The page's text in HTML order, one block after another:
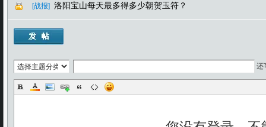
[战报] 洛阳宝山每天最多得多少朝贺玉符？
还